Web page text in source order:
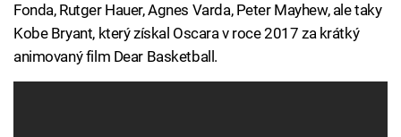
Fonda, Rutger Hauer, Agnes Varda, Peter Mayhew, ale taky
Kobe Bryant, který získal Oscara v roce 2017 za krátký
animovaný film Dear Basketball.